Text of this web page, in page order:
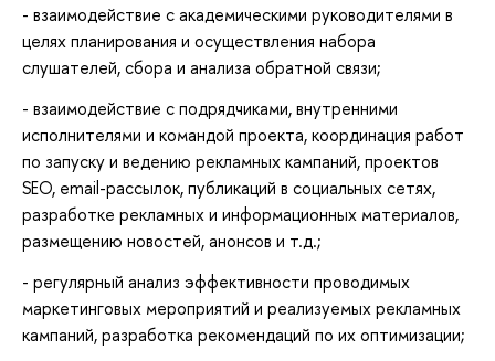
- взаимодействие с академическими руководителями в
целях планирования и осуществления набора
слушателей, сбора и анализа обратной связи;
- взаимодействие с подрядчиками, внутренними
исполнителями и командой проекта, координация работ
по запуску и ведению рекламных кампаний, проектов
SEO, email-рассылок, публикаций в социальных сетях,
разработке рекламных и информационных материалов,
размещению новостей, анонсов и т.д.;
- регулярный анализ эффективности проводимых
маркетинговых мероприятий и реализуемых рекламных
кампаний, разработка рекомендаций по их оптимизации;